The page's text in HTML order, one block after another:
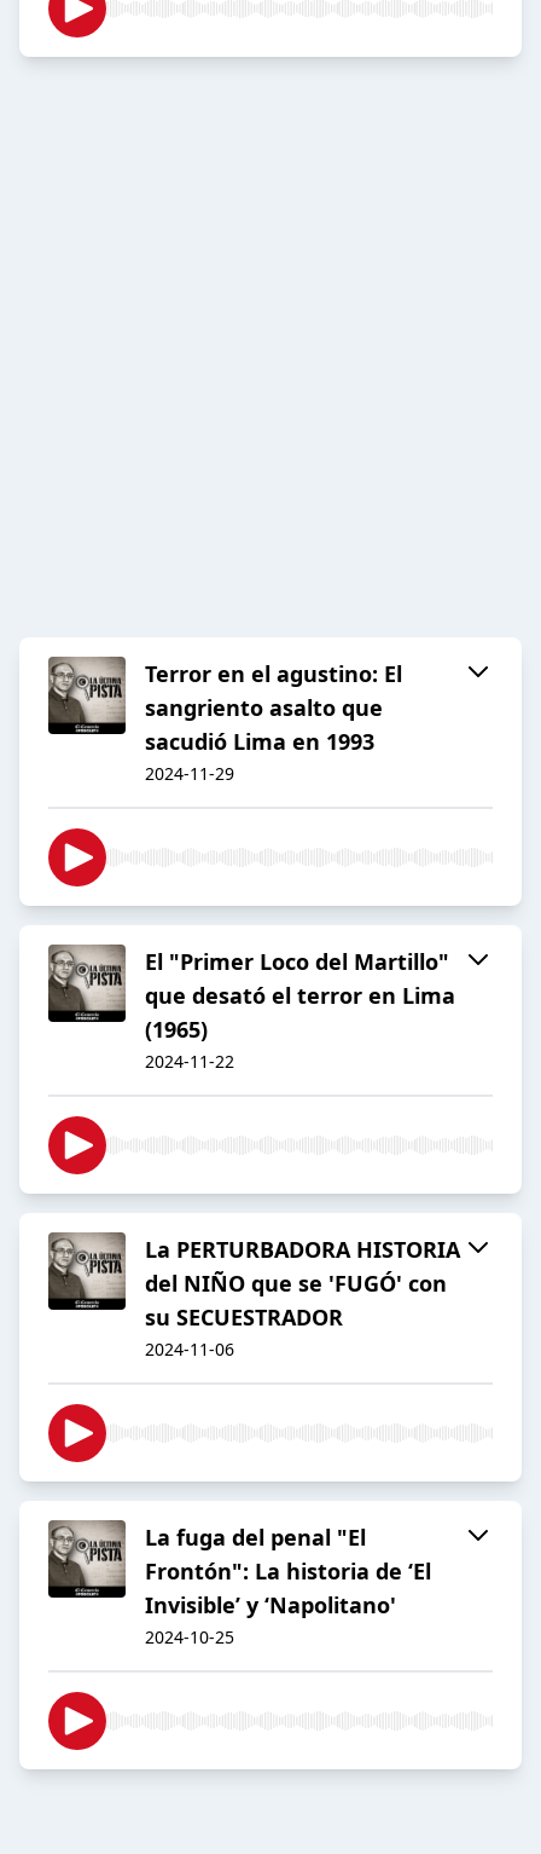
Terror en el agustino: El
sangriento asalto que
sacudió Lima en 1993
2024-11-29
El "Primer Loco del Martillo"
que desató el terror en Lima
(1965)
2024-11-22
La PERTURBADORA HISTORIA
del NIÑO que se 'FUGÓ' con
su SECUESTRADOR
2024-11-06
La fuga del penal "El
Frontón": La historia de ‘El
Invisible’ y ‘Napolitano'
2024-10-25